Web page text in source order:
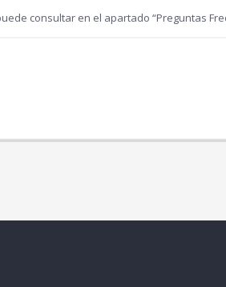
consultar en el apartado “Preguntas